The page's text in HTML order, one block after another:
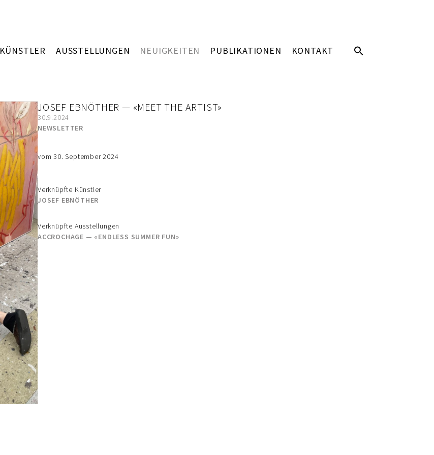
KÜNSTLER AUSSTELLUNGEN NEUIGKEITEN PUBLIKATIONEN KONTAKT
JOSEF EBNÖTHER — «MEET THE ARTIST»
30.9.2024
NEWSLETTER
vom 30. September 2024
Verknüpfte Künstler
JOSEF EBNÖTHER
Verknüpfte Ausstellungen
ACCROCHAGE — «ENDLESS SUMMER FUN»